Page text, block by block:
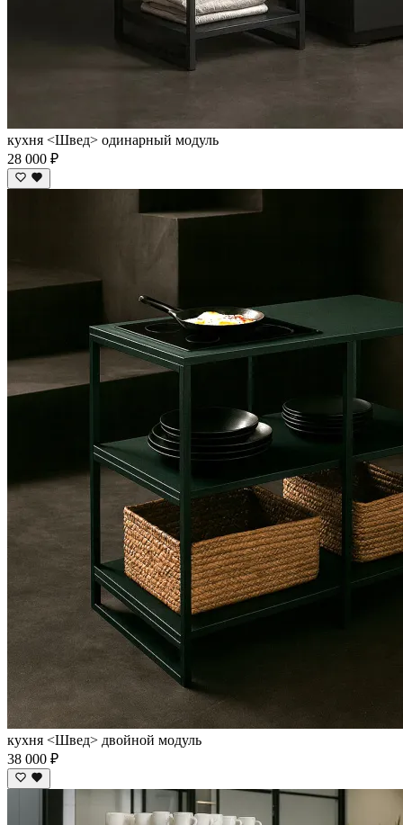
кухня <Швед> одинарный модуль
28 000 ₽
кухня <Швед> двойной модуль
38 000 ₽